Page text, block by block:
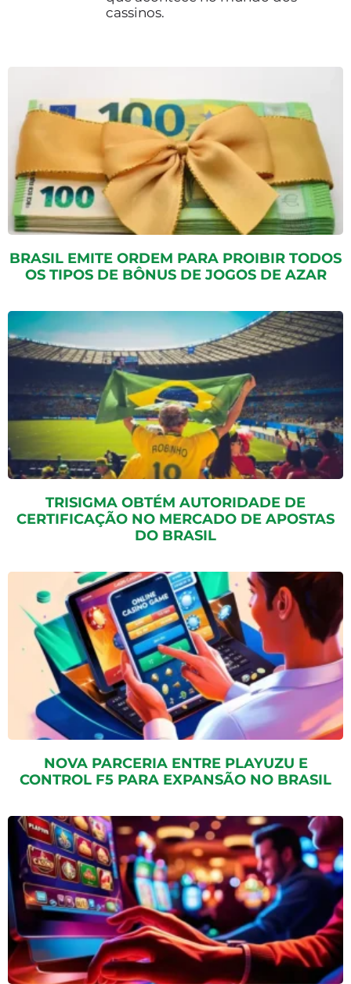
cassinos.
BRASIL EMITE ORDEM PARA PROIBIR TODOS
OS TIPOS DE BÔNUS DE JOGOS DE AZAR
TRISIGMA OBTÉM AUTORIDADE DE
CERTIFICAÇÃO NO MERCADO DE APOSTAS
DO BRASIL
NOVA PARCERIA ENTRE PLAYUZU E
CONTROL F5 PARA EXPANSÃO NO BRASIL